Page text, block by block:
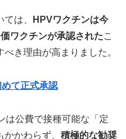
は、
HPVワクチンは今
ワクチンが承認されたこ
き理由が高まりました。
て正式承認
は公費で接種可能な「定
かわらず、 積極的な勧奨